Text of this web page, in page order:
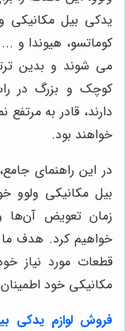
یدکی بیل مکانیکی
کوماتسو، هیوندا و
می شوند و بدین
کوچک و بزرگ در
دارند، قادر به
خواهند بود.
در این راهنمای
بیل مکانیکی ولوو
زمان تعویض آن‌ها
خواهیم کرد. هدف ما
قطعات مورد نیاز
مکانیکی خود
فروش لوازم یدکی